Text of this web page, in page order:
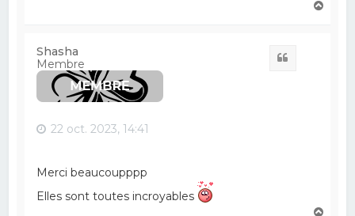
Shasha
Membre
22 oct. 2023, 14:41
Merci beaucoupppp
Elles sont toutes incroyables